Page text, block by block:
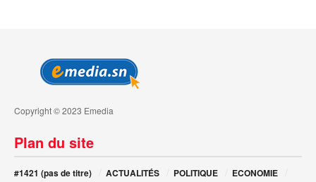
Copyright © 2023 Emedia
Plan du site
#1421 (pas de titre) ACTUALITÉS POLITIQUE
ECONOMIE